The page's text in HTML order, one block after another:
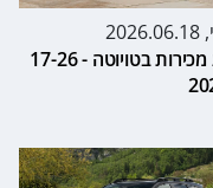
מבצע מכירות בטויוטה - 17-26